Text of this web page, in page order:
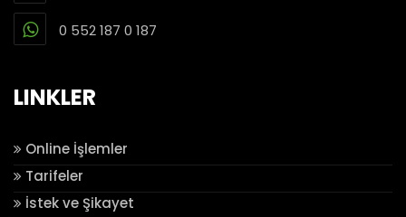
0 552 187 0 187
LINKLER
Online İşlemler
Tarifeler
İstek ve Şikayet